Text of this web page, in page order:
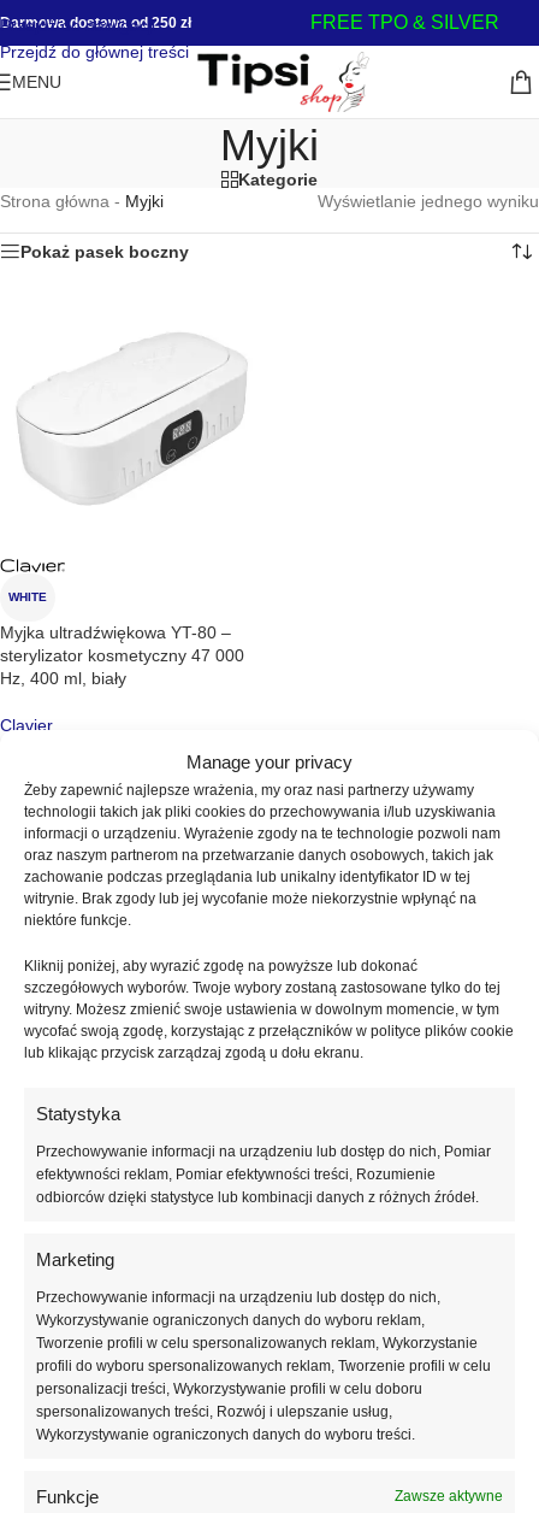
Manage your privacy
Żeby zapewnić najlepsze wrażenia, my oraz nasi partnerzy używamy
technologii takich jak pliki cookies do przechowywania i/lub uzyskiwania
informacji o urządzeniu. Wyrażenie zgody na te technologie pozwoli nam
oraz naszym partnerom na przetwarzanie danych osobowych, takich jak
zachowanie podczas przeglądania lub unikalny identyfikator ID w tej
witrynie. Brak zgody lub jej wycofanie może niekorzystnie wpłynąć na
niektóre funkcje.
Kliknij poniżej, aby wyrazić zgodę na powyższe lub dokonać
szczegółowych wyborów. Twoje wybory zostaną zastosowane tylko do tej
witryny. Możesz zmienić swoje ustawienia w dowolnym momencie, w tym
wycofać swoją zgodę, korzystając z przełączników w polityce plików cookie
lub klikając przycisk zarządzaj zgodą u dołu ekranu.
Statystyka
Przechowywanie informacji na urządzeniu lub dostęp do nich, Pomiar
efektywności reklam, Pomiar efektywności treści, Rozumienie
odbiorców dzięki statystyce lub kombinacji danych z różnych źródeł.
Marketing
Przechowywanie informacji na urządzeniu lub dostęp do nich,
Wykorzystywanie ograniczonych danych do wyboru reklam,
Tworzenie profili w celu spersonalizowanych reklam, Wykorzystanie
profili do wyboru spersonalizowanych reklam, Tworzenie profili w celu
personalizacji treści, Wykorzystywanie profili w celu doboru
spersonalizowanych treści, Rozwój i ulepszanie usług,
Wykorzystywanie ograniczonych danych do wyboru treści.
Funkcje Zawsze aktywne
Przejdź do nawigacji
Przejdź do głównej treści
Darmowa dostawa od 250 zł FREE TPO & SILVER
MENU
Myjki
Kategorie
Strona główna - Myjki Wyświetlanie jednego wyniku
Pokaż pasek boczny
WHITE
Myjka ultradźwiękowa YT-80 –
sterylizator kosmetyczny 47 000
Hz, 400 ml, biały
Clavier
(0)
Myjki do manicure i narzędzi
Myjki do manicure i narzędzi służą do skutecznego czyszczenia oraz
utrzymania higieny akcesoriów używanych podczas stylizacji paznokci.
W Tipsi Shop oferujemy myjki przeznaczone do mycia pędzelków,
frezów oraz drobnych narzędzi, które ułatwiają codzienną pracę i
pomagają zachować wysoki standard czystości. Produkty te są proste
w użyciu i wspierają prawidłową pielęgnację narzędzi.
Myjki dostępne w naszej ofercie sprawdzą się zarówno w
manicure. Zamów myjki do manicure online z szybką dostawą na
terenie Polski i krajów UE.